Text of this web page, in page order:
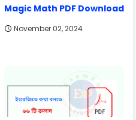
Magic Math PDF Download
November 02, 2024